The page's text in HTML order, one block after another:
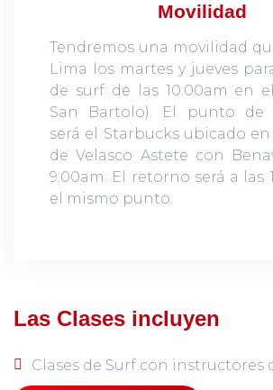
Movilidad
Tendremos una movilidad
Lima los martes y jueves
de surf de las 10:00am en
San Bartolo). El punto de
será el Starbucks ubicado
de Velasco Astete con
9:00am. El retorno será a las
el mismo punto.
Las Clases incluyen
Clases de Surf con instructores